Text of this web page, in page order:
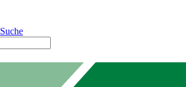
Suche